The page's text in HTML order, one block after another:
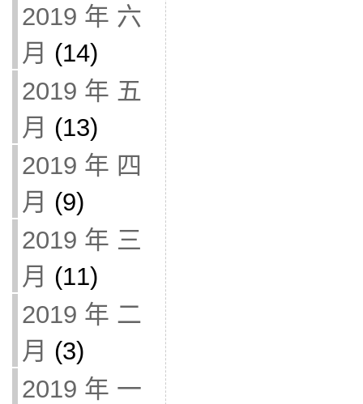
2019 年 六
月 (14)
2019 年 五
月 (13)
2019 年 四
月 (9)
2019 年 三
月 (11)
2019 年 二
月 (3)
2019 年 一